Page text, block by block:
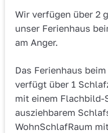
Wir verfügen über 2
unser Ferienhaus
am Anger.
Das Ferienhaus
verfügt über 1
mit einem Flachbild-
ausziehbarem
WohnSchlafRaum